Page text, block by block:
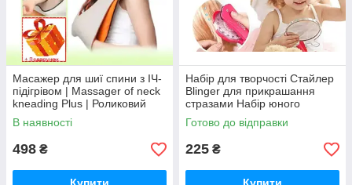
Масажер для шиї спини з ІЧ-
підігрівом | Massager of neck
kneading Plus | Роликовий
масажер-накидка на плечі
В наявності
498 ₴
Набір для творчості Стайлер
Blinger для прикрашання
стразами Набір юного
стиліста Shinning Bling Bling
Готово до відправки
225 ₴